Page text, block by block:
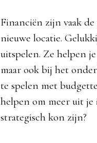
Financiën zijn vaak
nieuwe locatie.
uitspelen. Ze helpen
maar ook bij het
te spelen met
helpen om meer uit je
strategisch kon zijn?